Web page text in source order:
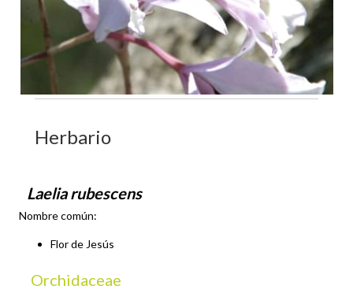
Herbario
Laelia rubescens
Nombre común:
Flor de Jesús
Orchidaceae